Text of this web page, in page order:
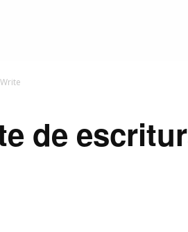
de